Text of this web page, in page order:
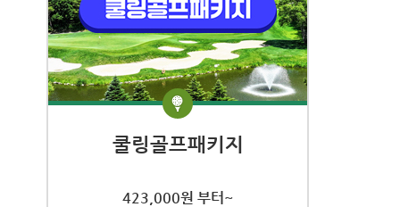
쿨링골프패키지
423,000원 부터~